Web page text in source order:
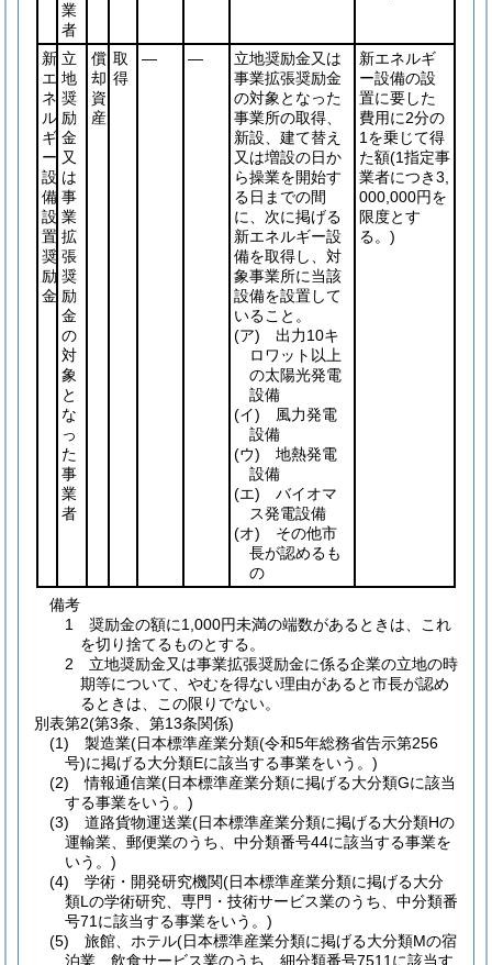
業
者
新
エ
ネ
ル
ギ
ー
設
備
設
置
奨
励
金
立
地
奨
励
金
又
は
事
業
拡
張
奨
励
金
の
対
象
と
な
っ
た
事
業
者
償
却
資
産
取
得
― ―
立地奨励金又は
事業拡張奨励金
の対象となった
事業所の取得、
新設、建て替え
又は増設の日か
ら操業を開始す
る日までの間
に、次に掲げる
新エネルギー設
備を取得し、対
象事業所に当該
設備を設置して
いること。
(ア) 出力10キ
ロワット以上
の太陽光発電
設備
(イ) 風力発電
設備
(ウ) 地熱発電
設備
(エ) バイオマ
ス発電設備
(オ) その他市
長が認めるも
の
新エネルギ
ー設備の設
置に要した
費用に2分の
1を乗じて得
た額(1指定事
業者につき3,
000,000円を
限度とす
る。)
備考
1 奨励金の額に1,000円未満の端数があるときは、これ
を切り捨てるものとする。
2 立地奨励金又は事業拡張奨励金に係る企業の立地の時
期等について、やむを得ない理由があると市長が認め
るときは、この限りでない。
別表第2(第3条、第13条関係)
(1) 製造業(日本標準産業分類(令和5年総務省告示第256
号)に掲げる大分類Eに該当する事業をいう。)
(2) 情報通信業(日本標準産業分類に掲げる大分類Gに該当
する事業をいう。)
(3) 道路貨物運送業(日本標準産業分類に掲げる大分類Hの
運輸業、郵便業のうち、中分類番号44に該当する事業を
いう。)
(4) 学術・開発研究機関(日本標準産業分類に掲げる大分
類Lの学術研究、専門・技術サービス業のうち、中分類番
号71に該当する事業をいう。)
(5) 旅館、ホテル(日本標準産業分類に掲げる大分類Mの宿
泊業、飲食サービス業のうち、細分類番号7511に該当す